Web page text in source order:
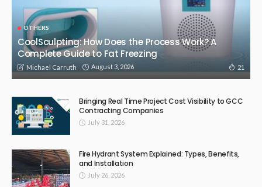
OTHERS
CoolSculpting: How Does the Process Work? A
Complete Guide to Fat Freezing
Michael Carruth August 3, 2026 21
Bringing Real Time Project Cost Visibility to GCC
Contracting Companies
July 31, 2026
Fire Hydrant System Explained: Types, Benefits,
and Installation
July 26, 2026